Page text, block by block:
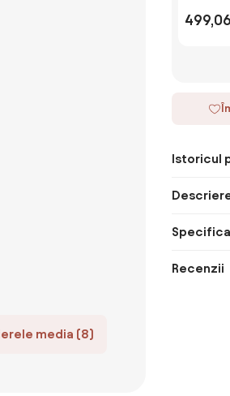
media (8)
Istoricul
Recenzii